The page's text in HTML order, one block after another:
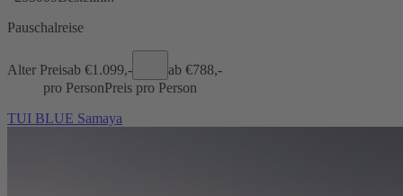
Pauschalreise
Alter Preisab €1.099,- ab €788,-
pro PersonPreis pro Person
TUI BLUE Samaya